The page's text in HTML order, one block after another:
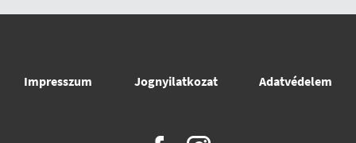
Impresszum Jognyilatkozat Adatvédelem